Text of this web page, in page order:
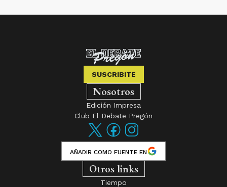
SUSCRIBITE
Nosotros
Edición Impresa
Club El Debate Pregón
AÑADIR COMO FUENTE EN
Otros links
Tiempo